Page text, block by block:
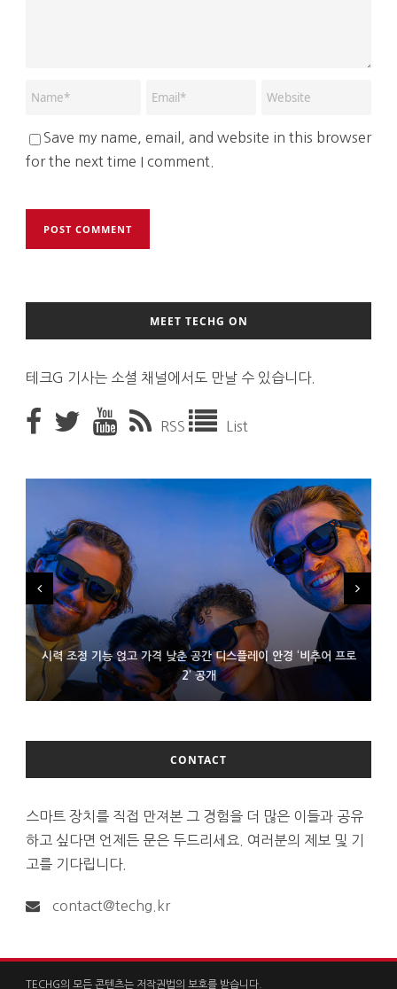
Save my name, email, and website in this browser
for the next time I comment.
MEET TECHG ON
테크G 기사는 소셜 채널에서도 만날 수 있습니다.
RSS List
시력 조정 기능 얹고 가격 낮춘 공간 디스플레이 안경 ‘비추어 프로
2’ 공개
D램 부족에 10억달러어치 아이폰18 프로세서 패키징 대기 중
300~400달러 반지형 스피커 준비하는 오픈AI
CONTACT
스마트 장치를 직접 만져본 그 경험을 더 많은 이들과 공유
하고 싶다면 언제든 문은 두드리세요. 여러분의 제보 및 기
고를 기다립니다.
contact@techg.kr
TECHG의 모든 콘텐츠는 저작권법의 보호를 받습니다.